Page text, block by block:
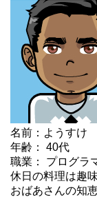
名前：ようすけ
年齢： 40代
職業： プログラ
休日の料理は趣
おばあさんの知